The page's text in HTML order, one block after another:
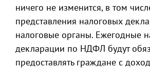
ничего не изменится, в том
представления налоговых
налоговые органы. Ежегодные
декларации по НДФЛ будут
предоставлять граждане с